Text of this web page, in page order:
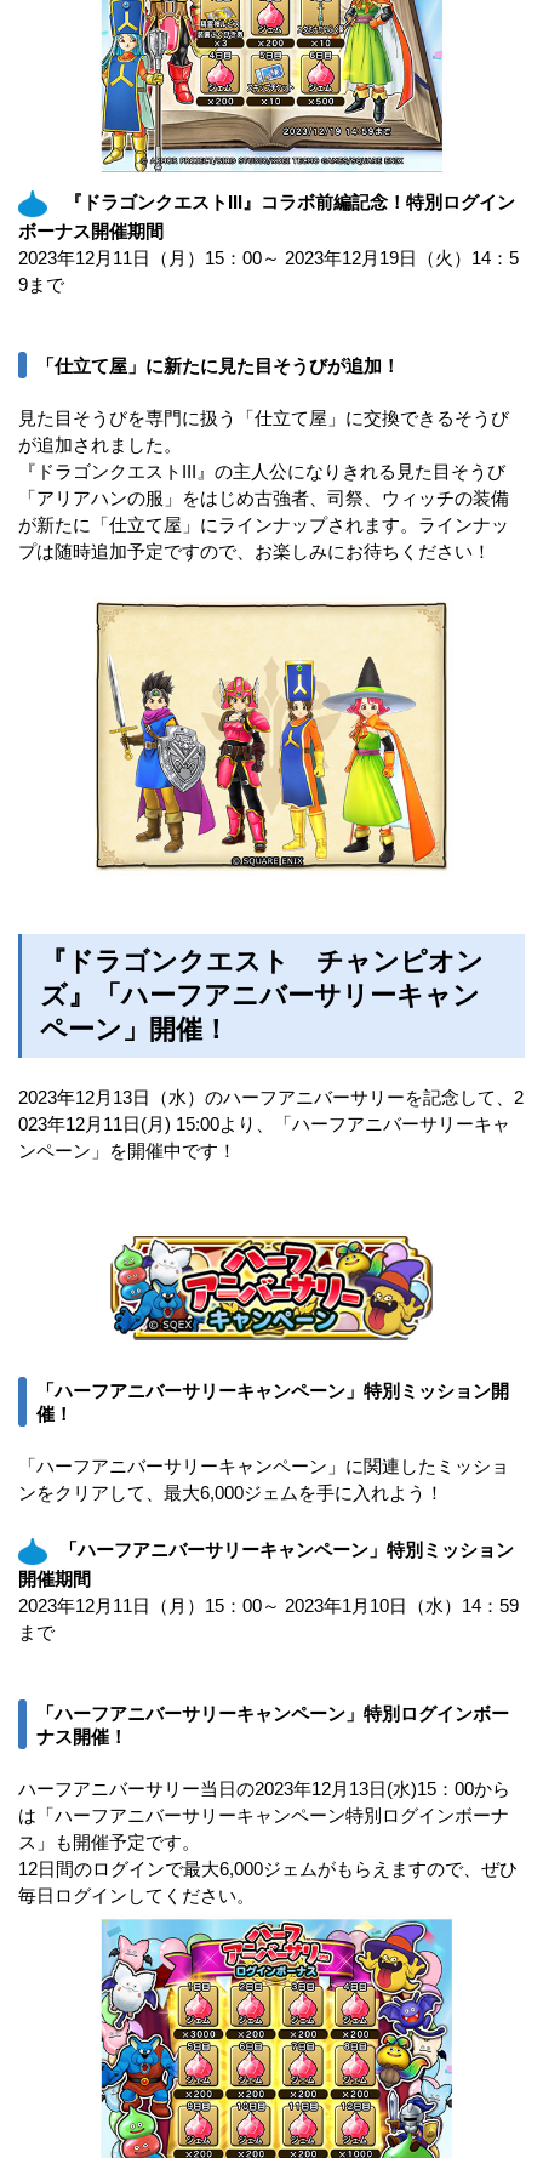
『ドラゴンクエストIII』コラボ前編記念！特別ログイン
ボーナス開催期間
2023年12月11日（月）15：00～ 2023年12月19日（火）14：5
9まで
「仕立て屋」に新たに見た目そうびが追加！
見た目そうびを専門に扱う「仕立て屋」に交換できるそうび
が追加されました。
『ドラゴンクエストIII』の主人公になりきれる見た目そうび
「アリアハンの服」をはじめ古強者、司祭、ウィッチの装備
が新たに「仕立て屋」にラインナップされます。ラインナッ
プは随時追加予定ですので、お楽しみにお待ちください！
『ドラゴンクエスト チャンピオン
ズ』「ハーフアニバーサリーキャン
ペーン」開催！
2023年12月13日（水）のハーフアニバーサリーを記念して、2
023年12月11日(月) 15:00より、「ハーフアニバーサリーキャ
ンペーン」を開催中です！
「ハーフアニバーサリーキャンペーン」特別ミッション開
催！
「ハーフアニバーサリーキャンペーン」に関連したミッショ
ンをクリアして、最大6,000ジェムを手に入れよう！
「ハーフアニバーサリーキャンペーン」特別ミッション
開催期間
2023年12月11日（月）15：00～ 2023年1月10日（水）14：59
まで
「ハーフアニバーサリーキャンペーン」特別ログインボー
ナス開催！
ハーフアニバーサリー当日の2023年12月13日(水)15：00から
は「ハーフアニバーサリーキャンペーン特別ログインボーナ
ス」も開催予定です。
12日間のログインで最大6,000ジェムがもらえますので、ぜひ
毎日ログインしてください。